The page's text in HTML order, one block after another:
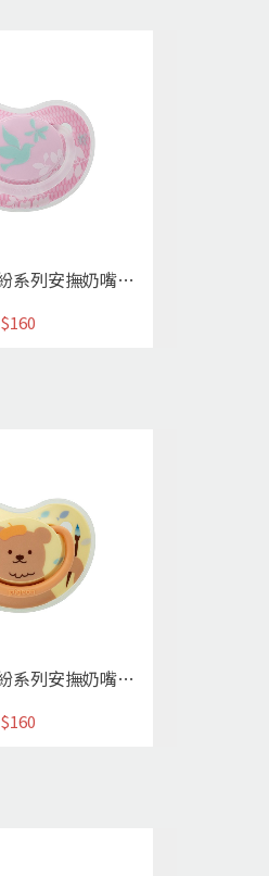
FunFriends繽紛系列安撫奶嘴M森林白鴿
$160
FunFriends繽紛系列安撫奶嘴M棕小熊
$160